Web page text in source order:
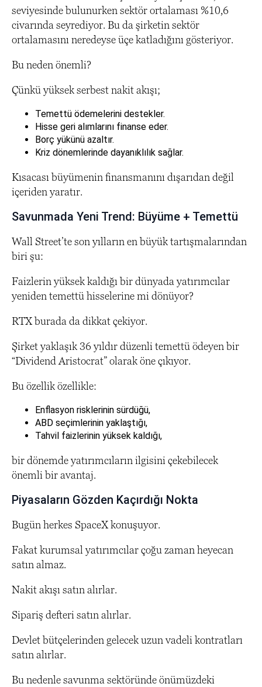
seviyesinde bulunurken sektör ortalaması %10,6
civarında seyrediyor. Bu da şirketin sektör
ortalamasını neredeyse üçe katladığını gösteriyor.
Bu neden önemli?
Çünkü yüksek serbest nakit akışı;
Temettü ödemelerini destekler.
Hisse geri alımlarını finanse eder.
Borç yükünü azaltır.
Kriz dönemlerinde dayanıklılık sağlar.
Kısacası büyümenin finansmanını dışarıdan değil
içeriden yaratır.
Savunmada Yeni Trend: Büyüme + Temettü
Wall Street’te son yılların en büyük tartışmalarından
biri şu:
Faizlerin yüksek kaldığı bir dünyada yatırımcılar
yeniden temettü hisselerine mi dönüyor?
RTX burada da dikkat çekiyor.
Şirket yaklaşık 36 yıldır düzenli temettü ödeyen bir
“Dividend Aristocrat” olarak öne çıkıyor.
Bu özellik özellikle:
Enflasyon risklerinin sürdüğü,
ABD seçimlerinin yaklaştığı,
Tahvil faizlerinin yüksek kaldığı,
bir dönemde yatırımcıların ilgisini çekebilecek
önemli bir avantaj.
Piyasaların Gözden Kaçırdığı Nokta
Bugün herkes SpaceX konuşuyor.
Fakat kurumsal yatırımcılar çoğu zaman heyecan
satın almaz.
Nakit akışı satın alırlar.
Sipariş defteri satın alırlar.
Devlet bütçelerinden gelecek uzun vadeli kontratları
satın alırlar.
Bu nedenle savunma sektöründe önümüzdeki